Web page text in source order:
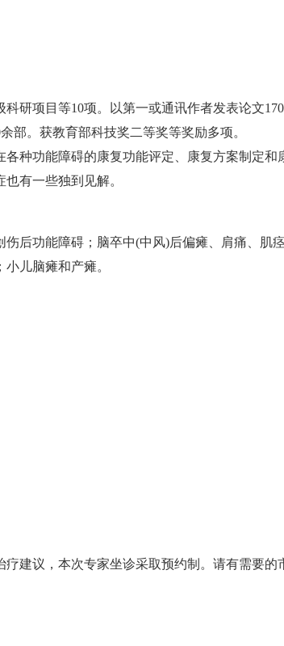
研项目等10项。以第一或通讯作者发表论文
部。获教育部科技奖二等奖等奖励多项。
种功能障碍的康复功能评定、康复方案制定和
有一些独到见解。
后功能障碍；脑卒中(中风)后偏瘫、肩痛、肌
儿脑瘫和产瘫。
建议，本次专家坐诊采取预约制。请有需要的